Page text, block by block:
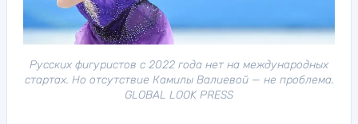
Русских фигуристов с 2022 года нет на международных
стартах. Но отсутствие Камилы Валиевой — не проблема.
GLOBAL LOOK PRESS